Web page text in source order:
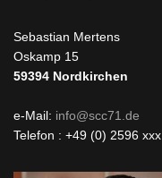
Sebastian Mertens
Oskamp 15
59394 Nordkirchen
e-Mail: info@scc71.de
Telefon : +49 (0) 2596 xxx